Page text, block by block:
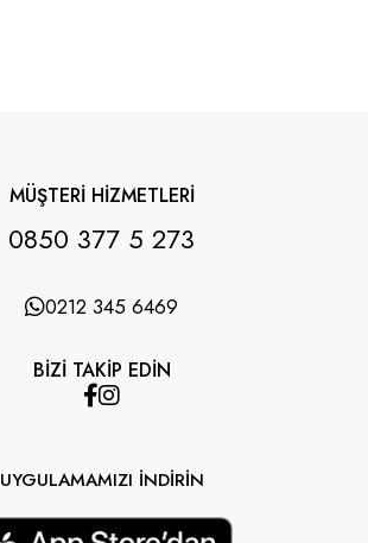
MÜŞTERİ HİZMETLERİ
0850 377 5 273
0212 345 6469
BİZİ TAKİP EDİN
UYGULAMAMIZI İNDİRİN